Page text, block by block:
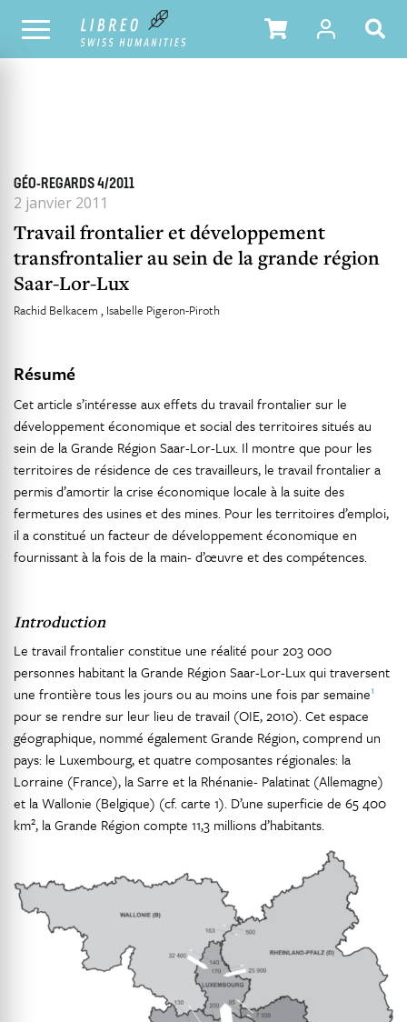
TOUS LES NUMÉROS SOMMAIRE DU NUMÉRO
GÉO-REGARDS 4/2011
2 janvier 2011
Travail frontalier et développement
transfrontalier au sein de la grande région
Saar-Lor-Lux
Rachid Belkacem Isabelle Pigeron-Piroth
Résumé
Cet article s’intéresse aux effets du travail frontalier sur le
développement économique et social des territoires situés au
sein de la Grande Région Saar-Lor-Lux. Il montre que pour les
territoires de résidence de ces travailleurs, le travail frontalier a
permis d’amortir la crise économique locale à la suite des
fermetures des usines et des mines. Pour les territoires d’emploi,
il a constitué un facteur de développement économique en
fournissant à la fois de la main- d’œuvre et des compétences.
Introduction
Le travail frontalier constitue une réalité pour 203 000
personnes habitant la Grande Région Saar-Lor-Lux qui traversent
une frontière tous les jours ou au moins une fois par semaine1
pour se rendre sur leur lieu de travail (OIE, 2010). Cet espace
géographique, nommé également Grande Région, comprend un
pays: le Luxembourg, et quatre composantes régionales: la
Lorraine (France), la Sarre et la Rhénanie- Palatinat (Allemagne)
et la Wallonie (Belgique) (cf. carte 1). D’une superficie de 65 400
km2, la Grande Région compte 11,3 millions d’habitants.